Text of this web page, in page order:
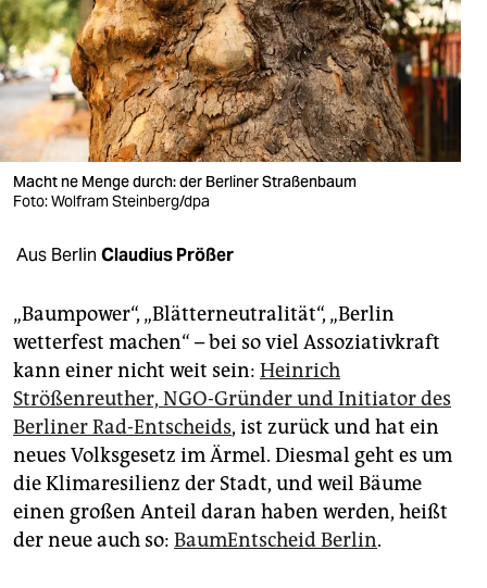
berlin
nord
wahrheit
verlag
verlag
veranstaltungen
fragen & hilfe
unterstützen
abo
genossenschaft
epaper login
Macht ne Menge durch: der Berliner Straßenbaum
Foto: Wolfram Steinberg/dpa
Aus Berlin Claudius Prößer
„Baumpower“, „Blätterneutralität“, „Berlin
wetterfest machen“ – bei so viel Assoziativkraft
kann einer nicht weit sein: Heinrich
Strößenreuther, NGO-Gründer und Initiator des
Berliner Rad-Entscheids, ist zurück und hat ein
neues Volksgesetz im Ärmel. Diesmal geht es um
die Klimaresilienz der Stadt, und weil Bäume
einen großen Anteil daran haben werden, heißt
der neue auch so: BaumEntscheid Berlin.